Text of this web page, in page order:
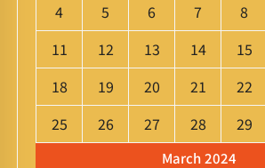
March 2024
4
5 6 7 8
11
12 13 14 15
18
19 20 21 22
25
26 27 28 29